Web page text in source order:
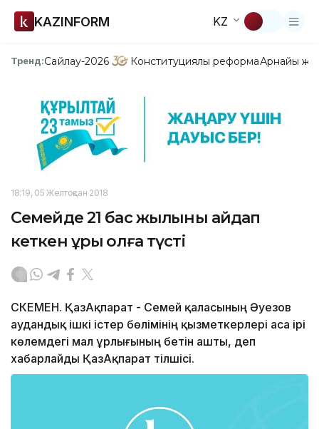
KAZINFORM KZ
Тренд:Сайлау-2026 Конституциялық реформаАрнайы
18:19, 05 Желтоқсан 2018
Семейде 21 бас жылқыны айдап
кеткен ұры қолға түсті
ӨСКЕМЕН. ҚазАқпарат - Семей қаласының Әуезов
аудандық ішкі істер бөлімінің қызметкерлері аса ірі
көлемдегі мал ұрлығының бетін ашты, деп
хабарлайды ҚазАқпарат тілшісі.